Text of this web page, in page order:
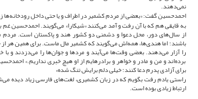
نمی‌دهند.
احمدحسین گفت: «بعضی از مردم کشمیر در اطراف و یا حتی داخل رودخانه‌ها
به قایقی هم که با آن رفت و آمد می‌کنند «شیکارا» می‌گویند.
از سال‌های دور، محل دعوا و دشمنی دو کشور هند و پاکستان است.
باشند؛ اما هندی‌ها، همه‌اش می‌گویند که کشمیر مال ماست. برای همین هر
را آزار می‌دهند. بعضی وقت‌ها می‌آیند و مردها و جوان‌ها را می‌دزدند و
برده‌اند و من و مادر و خواهر و برادرهایم از او هیچ خبری نداریم.»
برای آزادی پدرم دعا کنند؛ خیلی دلم برایش تنگ شده»
راستی یادم رفت بگویم که در زبان کشمیری، لغت‌های فارسی زیاد دیده
ارتباط زیادی بوده است.